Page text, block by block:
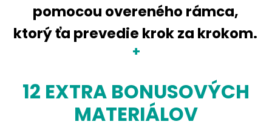
pomocou overeného rámca,
ktorý ťa prevedie krok za krokom.
+
12 EXTRA BONUSOVÝCH
MATERIÁLOV